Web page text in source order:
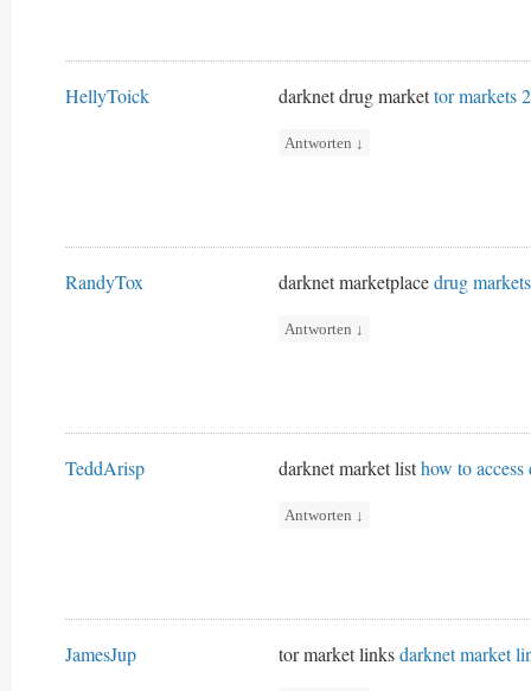
HellyToick darknet drug markettor markets
Antworten ↓
RandyTox darknet marketplacedrug
Antworten ↓
TeddArisp darknet market listhow to
Antworten ↓
JamesJup tor market linksdarknet market